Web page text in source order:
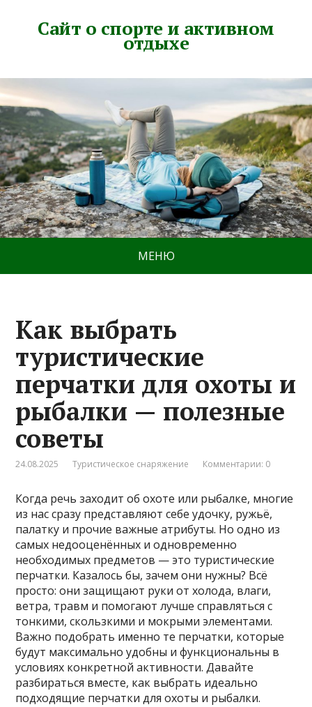
Сайт о спорте и активном
отдыхе
МЕНЮ
Как выбрать
туристические
перчатки для охоты и
рыбалки — полезные
советы
24.08.2025 Туристическое снаряжение Комментарии: 0
Когда речь заходит об охоте или рыбалке, многие
из нас сразу представляют себе удочку, ружьё,
палатку и прочие важные атрибуты. Но одно из
самых недооценённых и одновременно
необходимых предметов — это туристические
перчатки. Казалось бы, зачем они нужны? Всё
просто: они защищают руки от холода, влаги,
ветра, травм и помогают лучше справляться с
тонкими, скользкими и мокрыми элементами.
Важно подобрать именно те перчатки, которые
будут максимально удобны и функциональны в
условиях конкретной активности. Давайте
разбираться вместе, как выбрать идеально
подходящие перчатки для охоты и рыбалки.